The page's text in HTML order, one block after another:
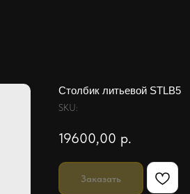
Столбик литьевой STLB5
SKU:
19600,00 р.
Заказать